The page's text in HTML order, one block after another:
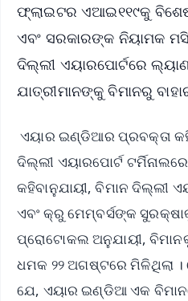
ଫ୍ଲାଇଟର ଏଆଇ୧୧୯କୁ
ଏବଂ ସରକାରଙ୍କ ନିୟାମକ
ଦିଲ୍ଲୀ ଏୟାରପୋର୍ଟରେ
ଯାତ୍ରୀମାନଙ୍କୁ ବିମାନରୁ
ଏୟାର ଇଣ୍ଡିଆର ପ୍ରବକ୍ତା
ଦିଲ୍ଲୀ ଏୟାରପୋର୍ଟ
କହିବାନୁଯାୟୀ, ବିମାନ ଦିଲ୍ଲୀ
ଏବଂ କ୍ରୁ ମେମ୍ବର୍ସଙ୍କ
ପ୍ରୋଟୋକଲ ଅନୁଯାୟୀ,
ଧମକ ୨୨ ଅଗଷ୍ଟରେ ମିଳିଥିଲା ।
ଯେ, ଏୟାର ଇଣ୍ଡିଆ ଏକ